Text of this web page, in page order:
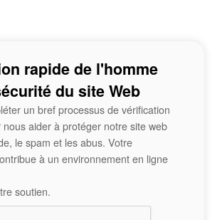
rapide de l'homme
du site Web
un bref processus de vérification
nous aider à protéger notre site web
le spam et les abus. Votre
à un environnement en ligne
soutien.